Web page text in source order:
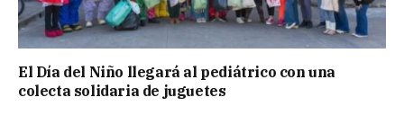
El Día del Niño llegará al pediátrico con una
colecta solidaria de juguetes